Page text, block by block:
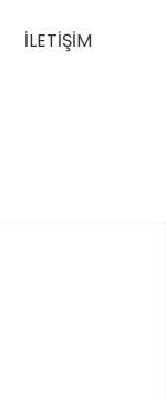
İLETİŞİM